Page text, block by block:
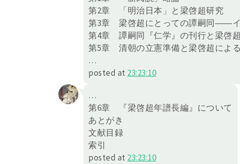
第2章 「明治日本」と梁啓超研究
第3章 梁啓超にとっての譚嗣同――イ
第4章 譚嗣同『仁学』の刊行と梁啓超
第5章 清朝の立憲準備と梁啓超によ
…
posted at 23:23:10
…
第6章 『梁啓超年譜長編』について
あとがき
文献目録
索引
posted at 23:23:10